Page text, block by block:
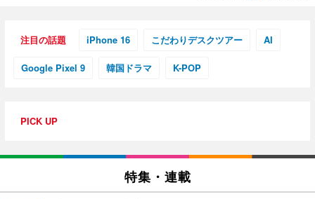
注目の話題 iPhone 16 こだわりデスクツアー AI
Google Pixel 9 韓国ドラマ K-POP
PICK UP
特集・連載